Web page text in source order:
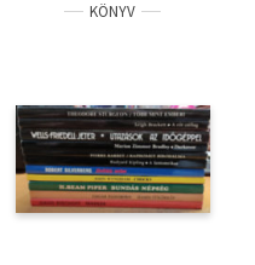
KÖNYV